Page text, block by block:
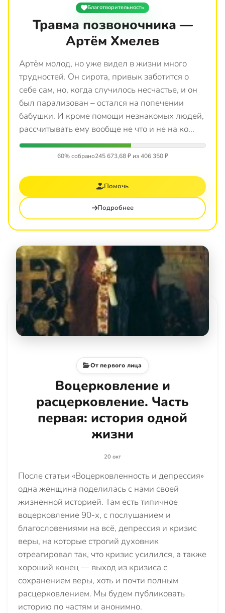
Благотворительность
Травма позвоночника —
Артём Хмелев
Артём молод, но уже видел в жизни много
трудностей. Он сирота, привык заботится о
себе сам, но, когда случилось несчастье, и он
был парализован – остался на попечении
бабушки. И кроме помощи незнакомых людей,
рассчитывать ему вообще не что и не на ко...
60% собрано245 673,68 ₽ из 406 350 ₽
Помочь
Подробнее
От первого лица
Воцерковление и
расцерковление. Часть
первая: история одной
жизни
20 окт
После статьи «Воцерковленность и депрессия»
одна женщина поделилась с нами своей
жизненной историей. Там есть типичное
воцерковление 90-х, с послушанием и
благословениями на всё, депрессия и кризис
веры, на которые строгий духовник
отреагировал так, что кризис усилился, а также
хороший конец — выход из кризиса с
сохранением веры, хоть и почти полным
расцерковлением. Мы будем публиковать
историю по частям и анонимно.